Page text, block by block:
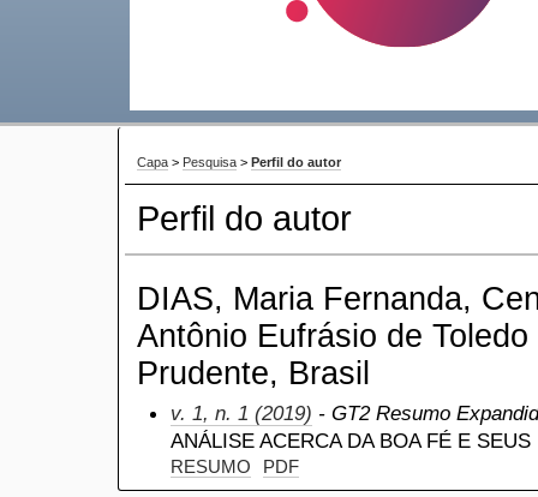
Capa > Pesquisa > Perfil do autor
Perfil do autor
DIAS, Maria Fernanda,
Antônio Eufrásio de
Prudente, Brasil
v. 1, n. 1 (2019) - GT2 Resumo
ANÁLISE ACERCA DA BOA FÉ E
RESUMO PDF